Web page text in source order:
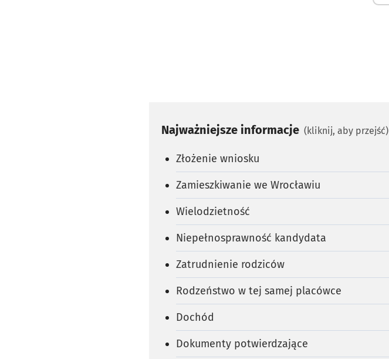
Najważniejsze informacje (kliknij, aby przejść)
Złożenie wniosku
Zamieszkiwanie we Wrocławiu
Wielodzietność
Niepełnosprawność kandydata
Zatrudnienie rodziców
Rodzeństwo w tej samej placówce
Dochód
Dokumenty potwierdzające